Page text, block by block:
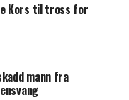
Kors til tross for
mann fra